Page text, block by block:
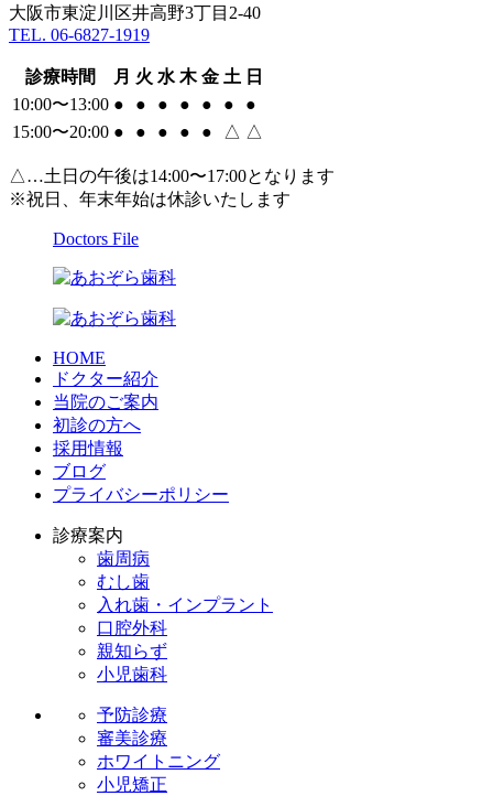
大阪市東淀川区井高野3丁目2-40
TEL. 06-6827-1919
診療時間 月 火 水 木 金 土 日
10:00〜13:00 ● ● ● ● ● ●
●
15:00〜20:00 ● ● ● ● ● △ △
△…土日の午後は14:00〜17:00となります
※祝日、年末年始は休診いたします
Doctors File
HOME
ドクター紹介
当院のご案内
初診の方へ
採用情報
ブログ
プライバシーポリシー
診療案内
歯周病
むし歯
入れ歯・インプラント
口腔外科
親知らず
小児歯科
予防診療
審美診療
ホワイトニング
小児矯正